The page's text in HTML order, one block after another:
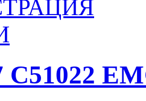
C51022